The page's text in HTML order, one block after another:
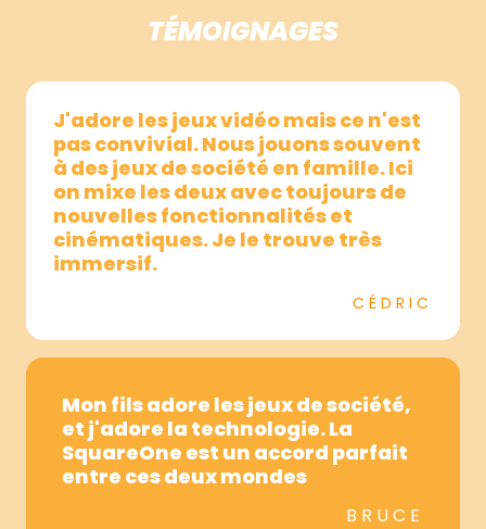
TÉMOIGNAGES
J'adore les jeux vidéo mais ce n'est
pas convivial. Nous jouons souvent
à des jeux de société en famille. Ici
on mixe les deux avec toujours de
nouvelles fonctionnalités et
cinématiques. Je le trouve très
immersif.
CÉDRIC
Mon fils adore les jeux de société,
et j'adore la technologie. La
SquareOne est un accord parfait
entre ces deux mondes
BRUCE